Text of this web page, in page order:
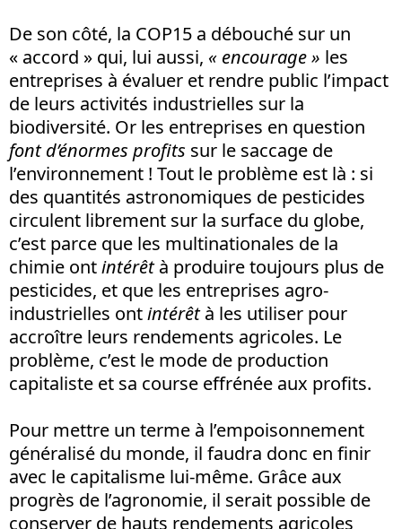
De son côté, la COP15 a débouché sur un
« accord » qui, lui aussi, « encourage » les
entreprises à évaluer et rendre public l’impact
de leurs activités industrielles sur la
biodiversité. Or les entreprises en question
font d’énormes profits sur le saccage de
l’environnement ! Tout le problème est là : si
des quantités astronomiques de pesticides
circulent librement sur la surface du globe,
c’est parce que les multinationales de la
chimie ontintérêtà produire toujours plus de
pesticides, et que les entreprises agro-
industrielles ontintérêtà les utiliser pour
accroître leurs rendements agricoles. Le
problème, c’est le mode de production
capitaliste et sa course effrénée aux profits.
Pour mettre un terme à l’empoisonnement
généralisé du monde, il faudra donc en finir
avec le capitalisme lui-même. Grâce aux
progrès de l’agronomie, il serait possible de
conserver de hauts rendements agricoles